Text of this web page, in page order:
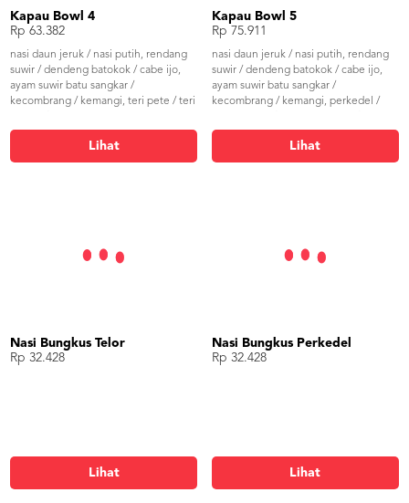
Kapau Bowl 4
Rp 63.382
nasi daun jeruk / nasi putih, rendang
suwir / dendeng batokok / cabe ijo,
ayam suwir batu sangkar /
kecombrang / kemangi, teri pete / teri
pisang honje / buncis, sambal merah /
Lihat
Kapau Bowl 5
Rp 75.911
nasi daun jeruk / nasi putih, rendang
suwir / dendeng batokok / cabe ijo,
ayam suwir batu sangkar /
kecombrang / kemangi, perkedel /
tempe / teri terong, tumis jantung
pisang honje / buncis, sambal merah /
sambal ijo
Lihat
Nasi Bungkus Telor
Rp 32.428
Lihat
Nasi Bungkus Perkedel
Rp 32.428
Lihat